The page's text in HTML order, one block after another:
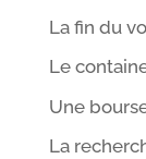
La fin du
Le
Une
La